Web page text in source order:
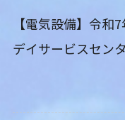
【電気設備】令和
デイサービスセン